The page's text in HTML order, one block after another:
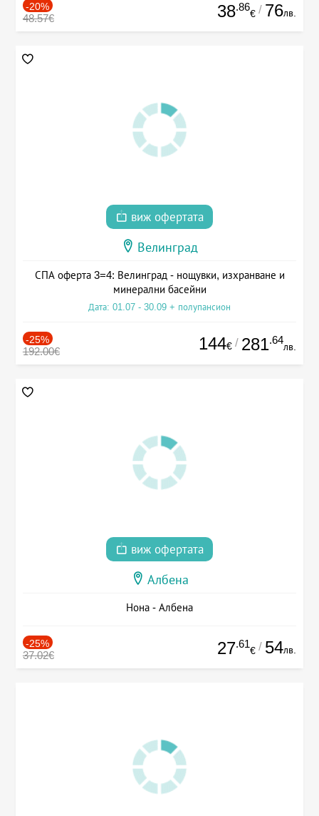
-20%
48.57€ 38.86
€ / 76лв.
виж офертата
Велинград
СПА оферта 3=4: Велинград - нощувки, изхранване и
минерални басейни
Дата: 01.07 - 30.09 + полупансион
-25%
192.00€ 144€ / 281.64
лв.
виж офертата
Албена
Нона - Албена
-25%
37.02€ 27.61
€ / 54лв.